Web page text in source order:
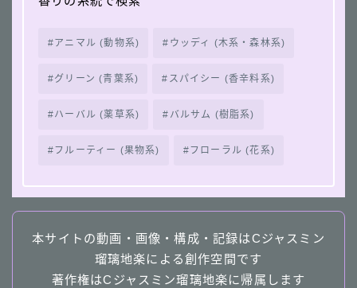
アニマル (動物系) ウッディ (木系・森林系)
グリーン (青葉系) スパイシー (香辛料系)
ハーバル (薬草系) バルサム (樹脂系)
フルーティー (果物系) フローラル (花系)
本サイトの動画・画像・構成・記録はCジャスミン
瑠璃地楽による創作空間です
著作権はCジャスミン瑠璃地楽に帰属します